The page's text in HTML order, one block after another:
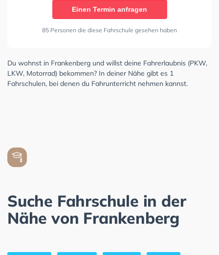
Einen Termin anfragen
85 Personen die diese Fahrschule gesehen haben
Du wohnst in Frankenberg und willst deine Fahrerlaubnis (PKW,
LKW, Motorrad) bekommen? In deiner Nähe gibt es 1
Fahrschulen, bei denen du Fahrunterricht nehmen kannst.
Suche Fahrschule in der
Nähe von Frankenberg